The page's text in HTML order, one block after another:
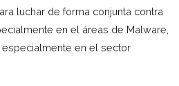
luchar de forma conjunta contra
en el áreas de Malware,
en el sector